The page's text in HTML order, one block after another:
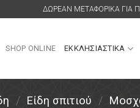
ΔΩΡΕΑΝ ΜΕΤΑΦΟΡΙΚΑ ΓΙΑ
SHOP ONLINE ΕΚΚΛΗΣΙΑΣΤΙΚΑ
/ Είδη σπιτιού /